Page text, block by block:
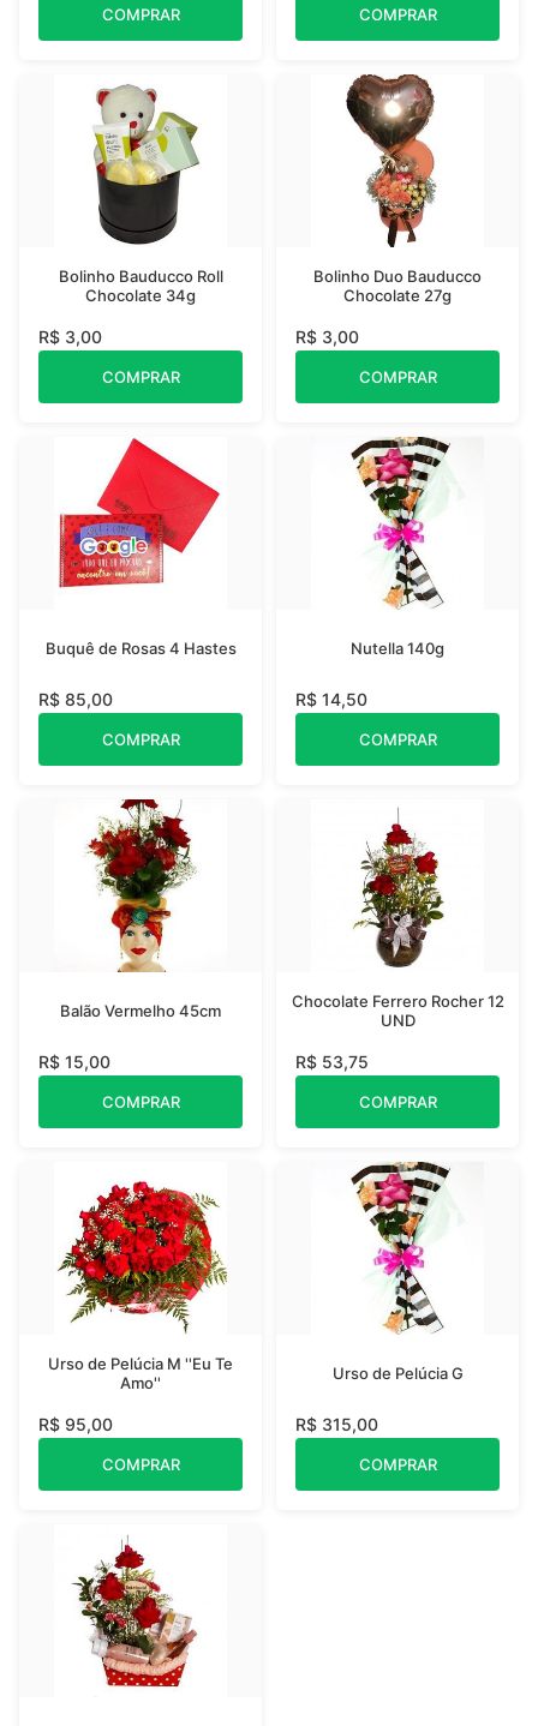
COMPRAR COMPRAR
Bolinho Bauducco Roll
Chocolate 34g
R$ 3,00
COMPRAR
Bolinho Duo Bauducco
Chocolate 27g
R$ 3,00
COMPRAR
Buquê de Rosas 4 Hastes
R$ 85,00
COMPRAR
Nutella 140g
R$ 14,50
COMPRAR
Balão Vermelho 45cm
R$ 15,00
COMPRAR
Chocolate Ferrero Rocher 12
UND
R$ 53,75
COMPRAR
Urso de Pelúcia M ''Eu Te
Amo''
R$ 95,00
COMPRAR
Urso de Pelúcia G
R$ 315,00
COMPRAR